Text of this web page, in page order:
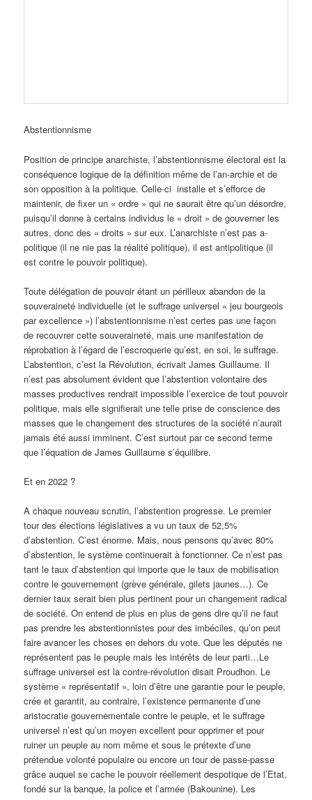
Abstentionnisme
Position de principe anarchiste, l’abstentionnisme électoral est la
conséquence logique de la définition même de l’an-archie et de
son opposition à la politique. Celle-ci installe et s’efforce de
maintenir, de fixer un « ordre » qui ne saurait être qu’un désordre,
puisqu’il donne à certains individus le « droit » de gouverner les
autres, donc des « droits » sur eux. L’anarchiste n’est pas a-
politique (il ne nie pas la réalité politique), il est antipolitique (il
est contre le pouvoir politique).
Toute délégation de pouvoir étant un périlleux abandon de la
souveraineté individuelle (et le suffrage universel « jeu bourgeois
par excellence ») l’abstentionnisme n’est certes pas une façon
de recouvrer cette souveraineté, mais une manifestation de
réprobation à l’égard de l’escroquerie qu’est, en soi, le suffrage.
L’abstention, c’est la Révolution, écrivait James Guillaume. Il
n’est pas absolument évident que l’abstention volontaire des
masses productives rendrait impossible l’exercice de tout pouvoir
politique, mais elle signifierait une telle prise de conscience des
masses que le changement des structures de la société n’aurait
jamais été aussi imminent. C’est surtout par ce second terme
que l’équation de James Guillaume s’équilibre.
Et en 2022 ?
A chaque nouveau scrutin, l’abstention progresse. Le premier
tour des élections législatives a vu un taux de 52,5%
d’abstention. C’est énorme. Mais, nous pensons qu’avec 80%
d’abstention, le système continuerait à fonctionner. Ce n’est pas
tant le taux d’abstention qui importe que le taux de mobilisation
contre le gouvernement (grève générale, gilets jaunes…). Ce
dernier taux serait bien plus pertinent pour un changement radical
de société. On entend de plus en plus de gens dire qu’il ne faut
pas prendre les abstentionnistes pour des imbéciles, qu’on peut
faire avancer les choses en dehors du vote. Que les députés ne
représentent pas le peuple mais les intérêts de leur parti…Le
suffrage universel est la contre-révolution disait Proudhon. Le
système « représentatif », loin d’être une garantie pour le peuple,
crée et garantit, au contraire, l’existence permanente d’une
aristocratie gouvernementale contre le peuple, et le suffrage
universel n’est qu’un moyen excellent pour opprimer et pour
ruiner un peuple au nom même et sous le prétexte d’une
prétendue volonté populaire ou encore un tour de passe-passe
grâce auquel se cache le pouvoir réellement despotique de l’Etat,
fondé sur la banque, la police et l’armée (Bakounine). Les